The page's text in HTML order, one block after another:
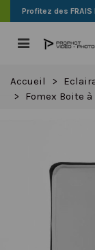
Profitez des FRAIS
Accueil >
>
Fomex Boite